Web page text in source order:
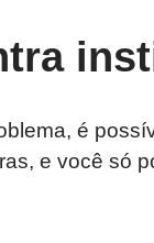
é
e você só